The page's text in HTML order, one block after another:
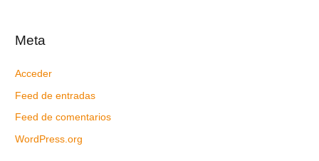
Meta
Acceder
Feed de entradas
Feed de comentarios
WordPress.org